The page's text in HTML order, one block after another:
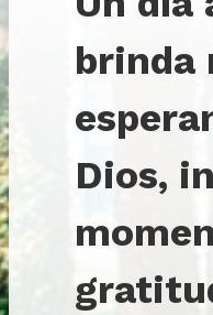
brinda
Dios,